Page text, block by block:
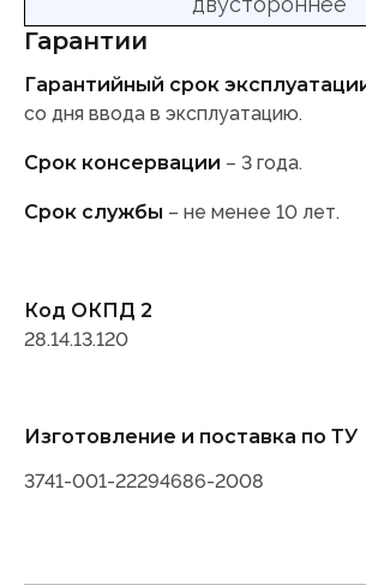
Гарантии
Гарантийный срок
со дня ввода в эксплуатацию.
Срок консервации – 3 года.
Срок службы – не менее 10 лет.
Код ОКПД 2
28.14.13.120
Изготовление и поставка по ТУ
3741-001-22294686-2008